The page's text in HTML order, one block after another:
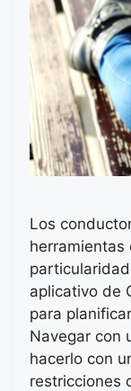
Los
herramientas
aplicativo de
para
Navegar con
hacerlo con
restricciones